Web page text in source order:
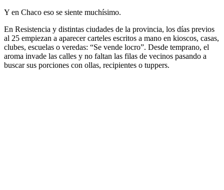
Y en Chaco eso se siente muchísimo.
En Resistencia y distintas ciudades de la provincia, los días previos
al 25 empiezan a aparecer carteles escritos a mano en kioscos, casas,
clubes, escuelas o veredas: “Se vende locro”. Desde temprano, el
aroma invade las calles y no faltan las filas de vecinos pasando a
buscar sus porciones con ollas, recipientes o tuppers.